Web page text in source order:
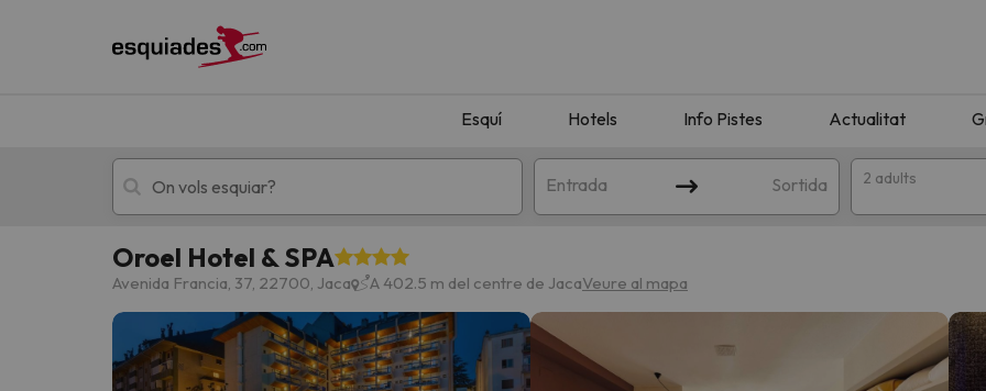
Esquí Hotels Info Pistes Actualitat
Entrada Sortida 2 adults
Esquí Escapades
Oroel Hotel & SPA
Avenida Francia, 37, 22700, Jaca A 402.5 m del centre de JacaVeure al mapa